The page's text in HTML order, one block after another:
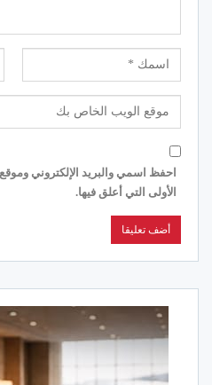
احفظ اسمي والبريد الإلكتروني
الأولى التي أعلق فيها.